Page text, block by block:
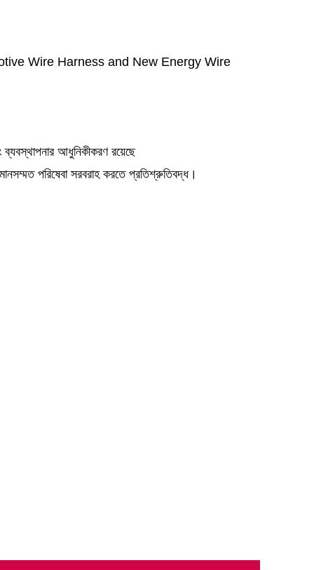
Wire Harness and New Energy Wire
ব্যবস্থাপনার আধুনিকীকরণ রয়েছে
পরিষেবা সরবরাহ করতে প্রতিশ্রুতিবদ্ধ।